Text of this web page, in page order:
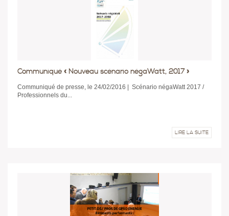
Communiqué « Nouveau scénario négaWatt, 2017 »
Communiqué de presse, le 24/02/2016 | Scénario négaWatt 2017 /
Professionnels du...
LIRE LA SUITE